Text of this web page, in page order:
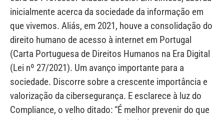
inicialmente acerca da sociedade da informação em
que vivemos. Aliás, em 2021, houve a consolidação do
direito humano de acesso à internet em Portugal
(Carta Portuguesa de Direitos Humanos na Era Digital
(Lei nº 27/2021). Um avanço importante para a
sociedade. Discorre sobre a crescente importância e
valorização da cibersegurança. E esclarece à luz do
Compliance, o velho ditado: “É melhor prevenir do que